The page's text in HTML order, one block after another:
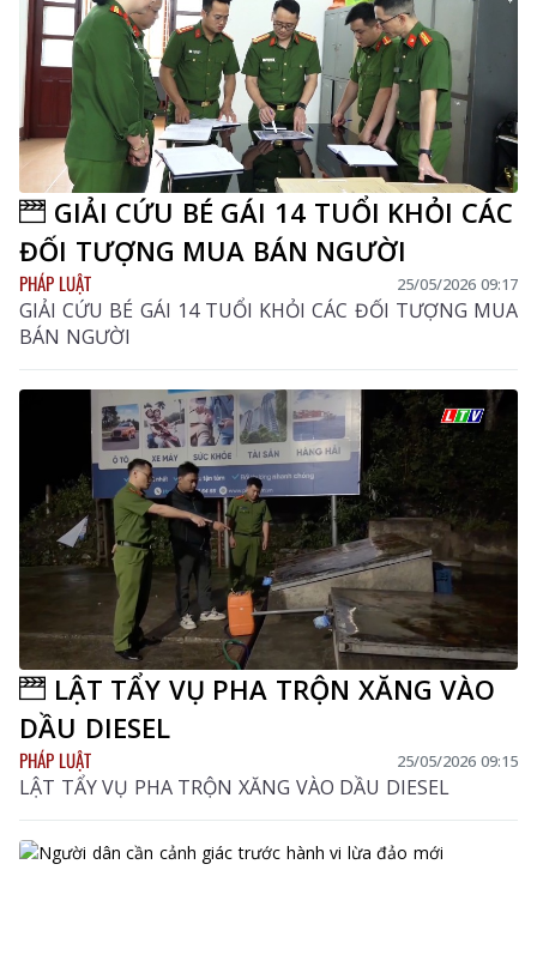
GIẢI CỨU BÉ GÁI 14 TUỔI KHỎI CÁC
ĐỐI TƯỢNG MUA BÁN NGƯỜI
PHÁP LUẬT 25/05/2026 09:17
GIẢI CỨU BÉ GÁI 14 TUỔI KHỎI CÁC ĐỐI TƯỢNG MUA
BÁN NGƯỜI
LẬT TẨY VỤ PHA TRỘN XĂNG VÀO
DẦU DIESEL
PHÁP LUẬT 25/05/2026 09:15
LẬT TẨY VỤ PHA TRỘN XĂNG VÀO DẦU DIESEL